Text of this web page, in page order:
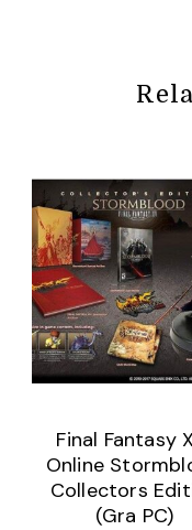
Final Fantasy
Online
Collectors
(Gra PC)